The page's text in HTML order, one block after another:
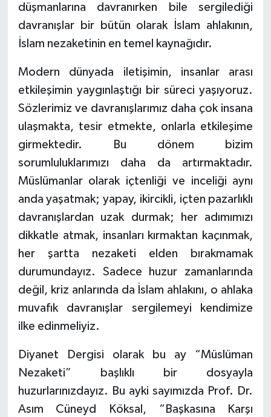
düşmanlarına davranırken bile sergilediği
davranışlar bir bütün olarak İslam ahlakının,
İslam nezaketinin en temel kaynağıdır.
Modern dünyada iletişimin, insanlar arası
etkileşimin yaygınlaştığı bir süreci yaşıyoruz.
Sözlerimiz ve davranışlarımız daha çok insana
ulaşmakta, tesir etmekte, onlarla etkileşime
girmektedir. Bu dönem bizim
sorumluluklarımızı daha da artırmaktadır.
Müslümanlar olarak içtenliği ve inceliği aynı
anda yaşatmak; yapay, ikircikli, içten pazarlıklı
davranışlardan uzak durmak; her adımımızı
dikkatle atmak, insanları kırmaktan kaçınmak,
her şartta nezaketi elden bırakmamak
durumundayız. Sadece huzur zamanlarında
değil, kriz anlarında da İslam ahlakını, o ahlaka
muvafık davranışlar sergilemeyi kendimize
ilke edinmeliyiz.
Diyanet Dergisi olarak bu ay “Müslüman
Nezaketi” başlıklı bir dosyayla
huzurlarınızdayız. Bu ayki sayımızda Prof. Dr.
Asım Cüneyd Köksal, “Başkasına Karşı
Giresun Müftülüğü
Hakkari Müftülüğü
Iğdır Müftülüğü
Isparta Müftülüğü
İstanbul Müftülüğü
İzmir Müftülüğü
Kahramanmaraş Müftülüğü
Karabük Müftülüğü
Karaman Müftülüğü
Kars Müftülüğü
Kastamonu Müftülüğü